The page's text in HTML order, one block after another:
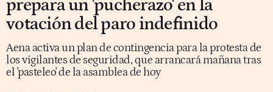
prepara un 'pucherazo' en la
votación del paro indefinido
Aena activa un plan de contingencia para la protesta de
los vigilantes de seguridad, que arrancará mañana tras
el 'pasteleo' de la asamblea de hoy